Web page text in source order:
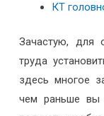
КТ
Зачастую, для
труда
здесь многое
чем раньше вы